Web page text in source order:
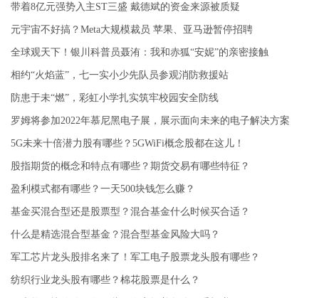
带着8亿元强势入主ST三盛 戴德斌的资金来源被质疑
元宇宙不好搞？Meta大规模裁员 苹果、亚马逊暂停招聘
全球观天下！银川科普员聂洧：我和赤狐“安妮”的亲密接触
相约“火焰蓝”，七一实小少先队员参观消防救援站
防患于未“燃”，彩虹小学扎实筑牢校园安全防线
罗姆将参加2022年慕尼黑电子展，展示面向未来的电子解决方案
5G未来十倍潜力股有哪些？5GWiFi概念股都在这儿！
股指期货的概念和特点有哪些？期货交易有哪些特征？
盈利模式都有哪些？一天500块钱怎么赚？
基金买混合型还是股票型？混合基金什么时候买合适？
什么是精选混合型基金？混合型基金风险大吗？
军工芯片龙头股排名来了！军工电子股票龙头股有哪些？
纺织行业龙头股有哪些？棉花股票是什么？